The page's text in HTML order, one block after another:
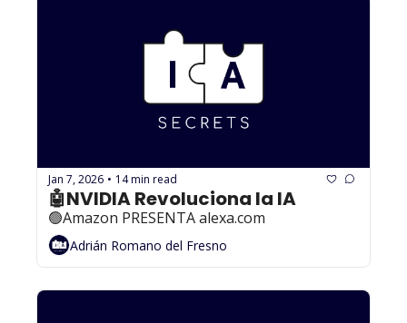
Jan 7, 2026 • 14 min read
🟢Amazon PRESENTA alexa.com
Adrián Romano del Fresno